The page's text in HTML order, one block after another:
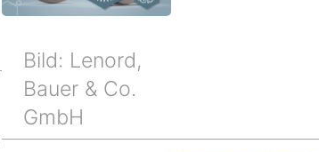
Bild: Lenord,
Bauer & Co.
GmbH